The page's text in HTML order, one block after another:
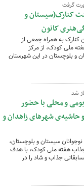
گرفت
کنارک(سیستان و
کانون
به همراه جمعی از
ملی کودک، از مرکز
و بلوچستان در این شهرستان
شد
و محلی با حضور
و حاشیه‌ی شهرهای زاهدان و
سیستان و بلوچستان،
جذاب هفته ملی کودک، با هدف
جذاب و شاد را در